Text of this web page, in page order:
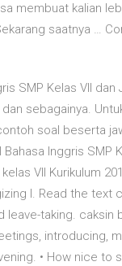
membuat kalian
saatnya …
SMP Kelas VII
sebagainya.
soal beserta
Inggris
VII Kurikulum
I. Read the
taking. caksin
introducing,
• How nice to